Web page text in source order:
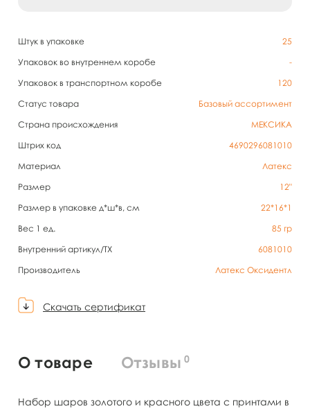
Штук в упаковке
25
Упаковок во внутреннем коробе
-
Упаковок в транспортном коробе
120
Статус товара
Базовый ассортимент
Страна происхождения
МЕКСИКА
Штрих код
4690296081010
Материал
Латекс
Размер
12"
Размер в упаковке д*ш*в, см
22*16*1
Вес 1 ед.
85 гр
Внутренний артикул/TX
6081010
Производитель
Латекс Оксидентл
Скачать сертификат
О товаре Отзывы 0
Набор шаров золотого и красного цвета с принтами в